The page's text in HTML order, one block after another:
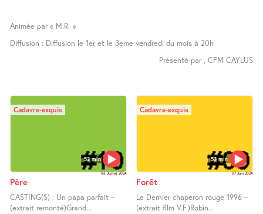
Animée par « M.R. »
Diffusion : Diffusion le 1er et le 3eme vendredi du mois à 20h
Présenté par , CFM CAYLUS
52 min
Cadavre-exquis
06 Juillet 2024
Père
CASTING(S) : Un papa parfait –
(extrait remonté)Grand...
53 min
Cadavre-exquis
07 Juin 2024
Forêt
Le Dernier chaperon rouge 1996 –
(extrait film V.F.)Robin...